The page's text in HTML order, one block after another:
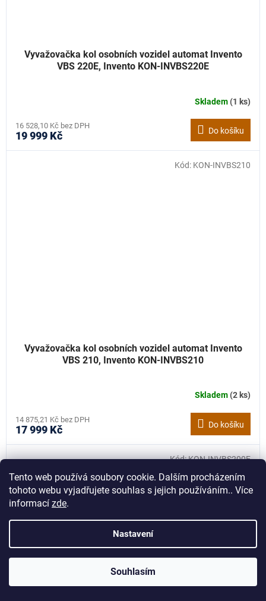
Tento web používá soubory cookie. Dalším procházením
tohoto webu vyjadřujete souhlas s jejich používáním.. Více
informací zde.
Nastavení
Souhlasím
Vyvažovačka kol osobních vozidel automat Invento
VBS 220E, Invento KON-INVBS220E
Skladem(1 ks)
16 528,10 Kč bez DPH
19 999 Kč Do košíku
Vyvažovačka kol osobních vozidel automat Invento
VBS 210, Invento KON-INVBS210
Skladem(2 ks)
14 875,21 Kč bez DPH
17 999 Kč Do košíku
Kód: KON-INVBS210
Kód:KON-INVBS200E